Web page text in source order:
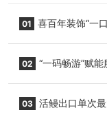
01 喜百年装饰“一
02 “一码畅游”赋
03 活鳗出口单次